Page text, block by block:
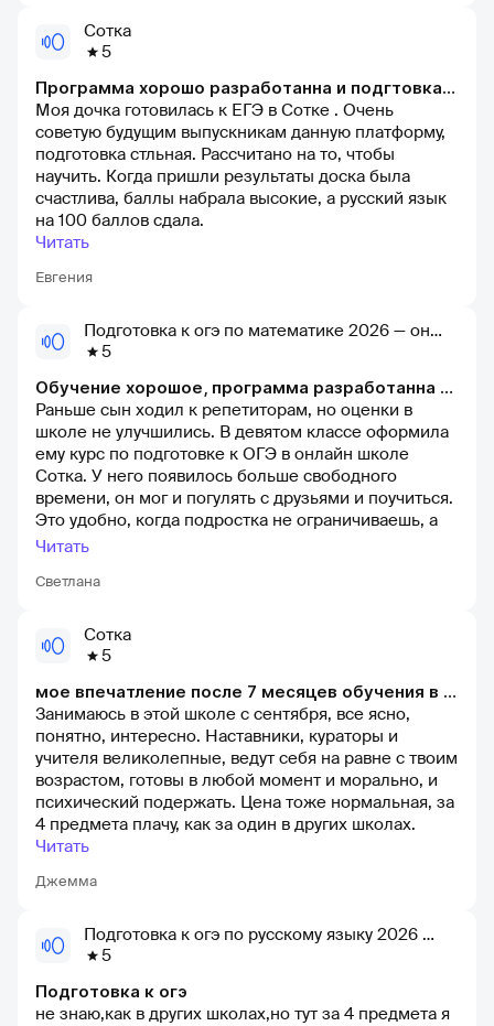
Сотка
5
Евгения
Программа хорошо разработанна и подгтовка к ЕГЭ достойная
Моя дочка готовилась к ЕГЭ в Сотке . Очень
советую будущим выпускникам данную платформу,
подготовка стльная. Рассчитано на то, чтобы
научить. Когда пришли результаты доска была
счастлива, баллы набрала высокие, а русский язык
на 100 баллов сдала.
Читать
Подготовка к огэ по математике 2026 — онлайн-школа сотка
5
Светлана
Обучение хорошое, программа разработанна супер.
Раньше сын ходил к репетиторам, но оценки в
школе не улучшились. В девятом классе оформила
ему курс по подготовке к ОГЭ в онлайн школе
Сотка. У него появилось больше свободного
времени, он мог и погулять с друзьями и поучиться.
Это удобно, когда подростка не ограничиваешь, а
уважаешь его выбор. Подача информации хорошая,
учиться и дальше. За год сын отлично поднялся по
Читать
Сотка
5
Джемма
мое впечатление после 7 месяцев обучения в онлайн школе «Сотка»
Занимаюсь в этой школе с сентября, все ясно,
понятно, интересно. Наставники, кураторы и
учителя великолепные, ведут себя на равне с твоим
возрастом, готовы в любой момент и морально, и
психический подержать. Цена тоже нормальная, за
4 предмета плачу, как за один в других школах.
Читать
Подготовка к огэ по русскому языку 2026 — онлайн-школа сотка
5
Подготовка к огэ
не знаю,как в других школах,но тут за 4 предмета я